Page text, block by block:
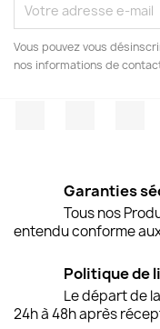
Vous pouvez vous
nos informations de
Garanties
Tous nos
entendu conforme
Politique de
Le départ de
24h à 48h après